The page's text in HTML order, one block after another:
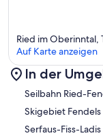
Ried im Oberinntal,
Auf Karte anzeigen
In der
Seilbahn Ried-
Skigebiet Fendels
Serfaus-Fiss-Ladis